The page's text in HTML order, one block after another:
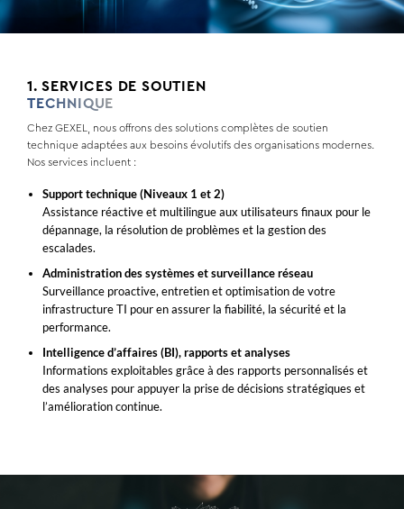
1. SERVICES DE SOUTIEN
TECHNIQUE
Chez GEXEL, nous offrons des solutions complètes de soutien
technique adaptées aux besoins évolutifs des organisations modernes.
Nos services incluent :
Support technique (Niveaux 1 et 2)
Assistance réactive et multilingue aux utilisateurs finaux pour le
dépannage, la résolution de problèmes et la gestion des
escalades.
Administration des systèmes et surveillance réseau
Surveillance proactive, entretien et optimisation de votre
infrastructure TI pour en assurer la fiabilité, la sécurité et la
performance.
Intelligence d’affaires (BI), rapports et analyses
Informations exploitables grâce à des rapports personnalisés et
des analyses pour appuyer la prise de décisions stratégiques et
l’amélioration continue.